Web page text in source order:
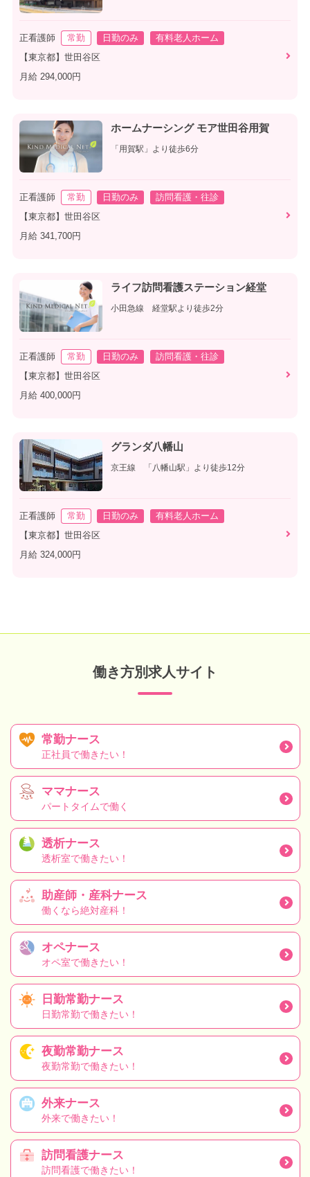
正看護師 常勤 日勤のみ
有料老人ホーム
【東京都】世田谷区
月給 294,000円
ホームナーシング モア世田谷用賀
「用賀駅」より徒歩6分
正看護師 常勤 日勤のみ
訪問看護・往診
【東京都】世田谷区
月給 341,700円
ライフ訪問看護ステーション経堂
小田急線 経堂駅より徒歩2分
正看護師 常勤 日勤のみ
訪問看護・往診
【東京都】世田谷区
月給 400,000円
グランダ八幡山
京王線 「八幡山駅」より徒歩12分
正看護師 常勤 日勤のみ
有料老人ホーム
【東京都】世田谷区
月給 324,000円
働き方別求人サイト
常勤ナース
正社員で働きたい！
ママナース
パートタイムで働く
透析ナース
透析室で働きたい！
助産師・産科ナース
働くなら絶対産科！
オペナース
オペ室で働きたい！
日勤常勤ナース
日勤常勤で働きたい！
夜勤常勤ナース
夜勤常勤で働きたい！
外来ナース
外来で働きたい！
訪問看護ナース
訪問看護で働きたい！